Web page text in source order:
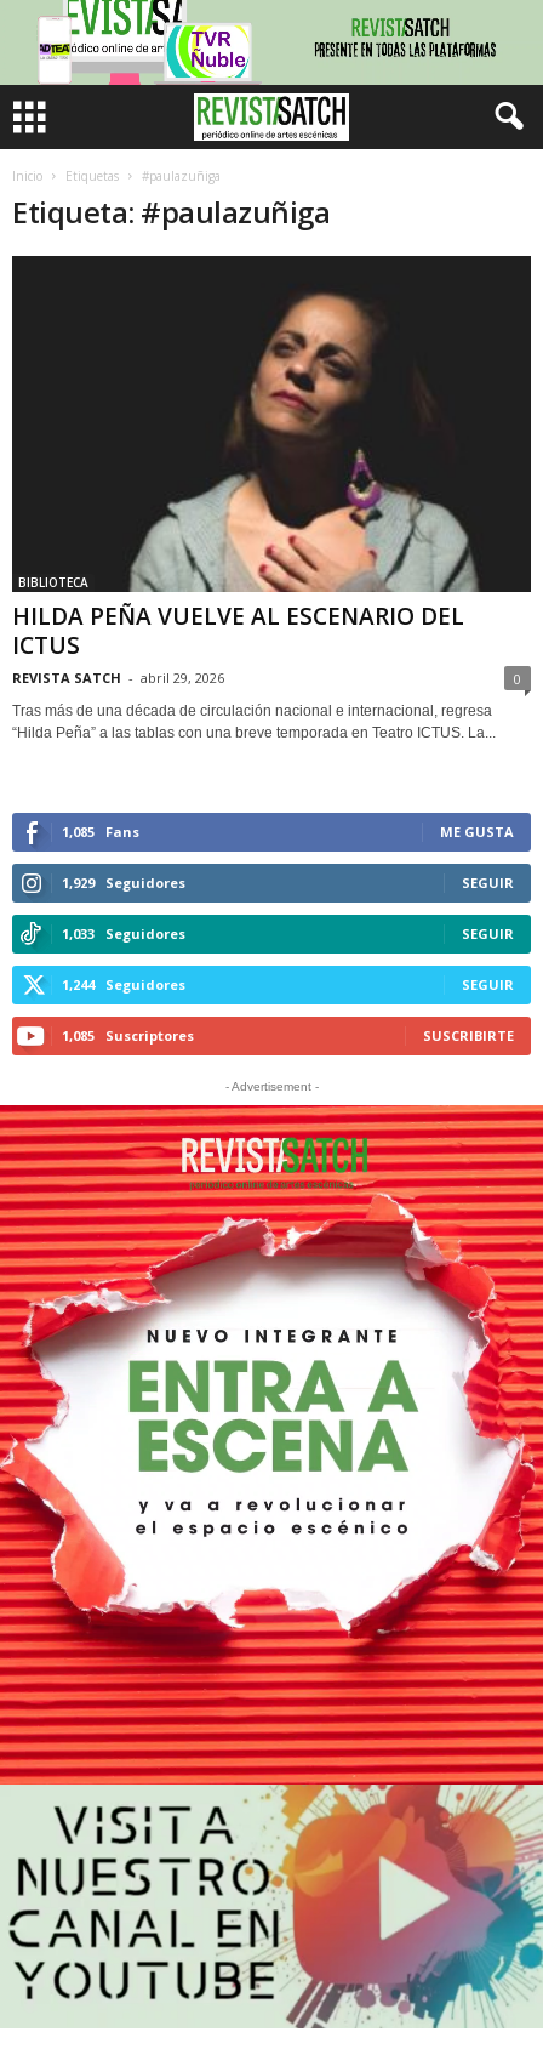
Inicio Etiquetas #paulazuñiga
Etiqueta: #paulazuñiga
BIBLIOTECA
HILDA PEÑA VUELVE AL ESCENARIO DEL
ICTUS
REVISTA SATCH - abril 29, 2026 0
Tras más de una década de circulación nacional e internacional, regresa
“Hilda Peña” a las tablas con una breve temporada en Teatro ICTUS. La...
1,085 Fans ME GUSTA
1,929 Seguidores SEGUIR
1,033 Seguidores SEGUIR
1,244 Seguidores SEGUIR
1,085 Suscriptores SUSCRIBIRTE
- Advertisement -